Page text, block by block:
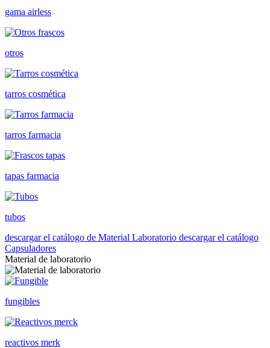
gama airless
otros
tarros cosmética
tarros farmacia
tapas farmacia
tubos
descargar el catálogo de Material Laboratorio descargar el catálogo
Capsuladores
Material de laboratorio
fungibles
reactivos merk